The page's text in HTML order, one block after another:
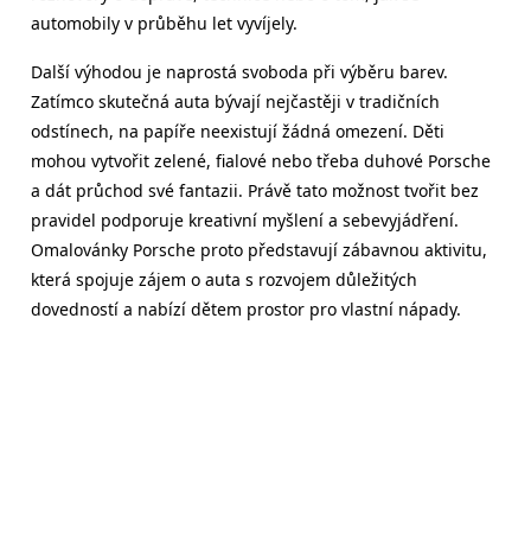
automobily v průběhu let vyvíjely.
Další výhodou je naprostá svoboda při výběru barev.
Zatímco skutečná auta bývají nejčastěji v tradičních
odstínech, na papíře neexistují žádná omezení. Děti
mohou vytvořit zelené, fialové nebo třeba duhové Porsche
a dát průchod své fantazii. Právě tato možnost tvořit bez
pravidel podporuje kreativní myšlení a sebevyjádření.
Omalovánky Porsche proto představují zábavnou aktivitu,
která spojuje zájem o auta s rozvojem důležitých
dovedností a nabízí dětem prostor pro vlastní nápady.